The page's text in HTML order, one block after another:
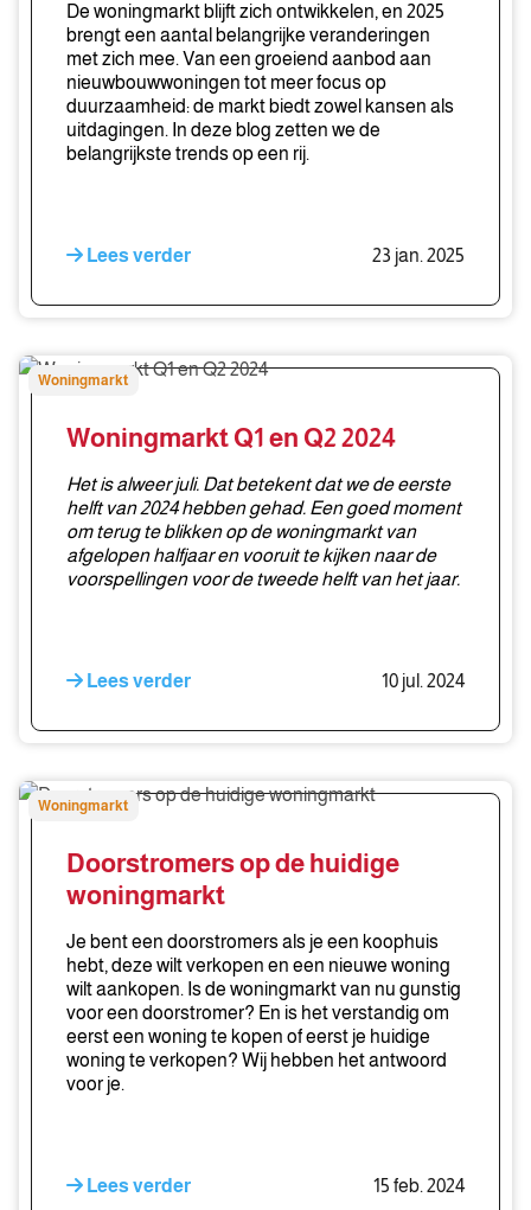
De woningmarkt blijft zich ontwikkelen, en 2025
brengt een aantal belangrijke veranderingen
met zich mee. Van een groeiend aanbod aan
nieuwbouwwoningen tot meer focus op
duurzaamheid: de markt biedt zowel kansen als
uitdagingen. In deze blog zetten we de
belangrijkste trends op een rij.
Lees verder 23 jan. 2025
Woningmarkt
Q1
Woningmarkt
Woningmarkt Q1 en Q2 2024
Het is alweer juli. Dat betekent dat we de eerste
helft van 2024 hebben gehad. Een goed moment
om terug te blikken op de woningmarkt van
afgelopen halfjaar en vooruit te kijken naar de
voorspellingen voor de tweede helft van het jaar.
Lees verder 10 jul. 2024
Doorstromers
op
huidige
woningmarkt
Woningmarkt
Doorstromers op de huidige
woningmarkt
Je bent een doorstromers als je een koophuis
hebt, deze wilt verkopen en een nieuwe woning
wilt aankopen. Is de woningmarkt van nu gunstig
voor een doorstromer? En is het verstandig om
eerst een woning te kopen of eerst je huidige
woning te verkopen? Wij hebben het antwoord
voor je.
Lees verder 15 feb. 2024